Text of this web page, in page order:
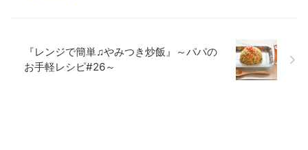
『レンジで簡単♫やみつき炒飯』～パパの
お手軽レシピ#26～